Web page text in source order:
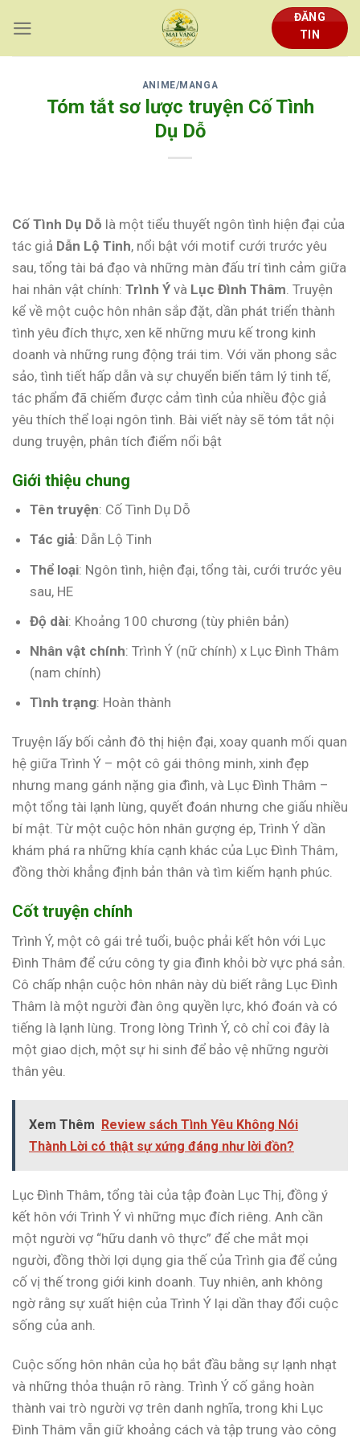
content
ĐĂNG
TIN
ANIME/MANGA
Tóm tắt sơ lược truyện Cố Tình
Dụ Dỗ
Cố Tình Dụ Dỗ là một tiểu thuyết ngôn tình hiện đại của
tác giả Dẫn Lộ Tinh, nổi bật với motif cưới trước yêu
sau, tổng tài bá đạo và những màn đấu trí tình cảm giữa
hai nhân vật chính: Trình Ý và Lục Đình Thâm . Truyện
kể về một cuộc hôn nhân sắp đặt, dần phát triển thành
tình yêu đích thực, xen kẽ những mưu kế trong kinh
doanh và những rung động trái tim. Với văn phong sắc
sảo, tình tiết hấp dẫn và sự chuyển biến tâm lý tinh tế,
tác phẩm đã chiếm được cảm tình của nhiều độc giả
yêu thích thể loại ngôn tình. Bài viết này sẽ tóm tắt nội
dung truyện, phân tích điểm nổi bật
Giới thiệu chung
Tên truyện: Cố Tình Dụ Dỗ
Tác giả: Dẫn Lộ Tinh
Thể loại: Ngôn tình, hiện đại, tổng tài, cưới trước yêu
sau, HE
Độ dài: Khoảng 100 chương (tùy phiên bản)
Nhân vật chính: Trình Ý (nữ chính) x Lục Đình Thâm
(nam chính)
Tình trạng: Hoàn thành
Truyện lấy bối cảnh đô thị hiện đại, xoay quanh mối quan
hệ giữa Trình Ý – một cô gái thông minh, xinh đẹp
nhưng mang gánh nặng gia đình, và Lục Đình Thâm –
một tổng tài lạnh lùng, quyết đoán nhưng che giấu nhiều
bí mật. Từ một cuộc hôn nhân gượng ép, Trình Ý dần
khám phá ra những khía cạnh khác của Lục Đình Thâm,
đồng thời khẳng định bản thân và tìm kiếm hạnh phúc.
Cốt truyện chính
Trình Ý, một cô gái trẻ tuổi, buộc phải kết hôn với Lục
Đình Thâm để cứu công ty gia đình khỏi bờ vực phá sản.
Cô chấp nhận cuộc hôn nhân này dù biết rằng Lục Đình
Thâm là một người đàn ông quyền lực, khó đoán và có
tiếng là lạnh lùng. Trong lòng Trình Ý, cô chỉ coi đây là
một giao dịch, một sự hi sinh để bảo vệ những người
thân yêu.
Xem Thêm Review sách Tình Yêu Không Nói
Thành Lời có thật sự xứng đáng như lời đồn?
Lục Đình Thâm, tổng tài của tập đoàn Lục Thị, đồng ý
kết hôn với Trình Ý vì những mục đích riêng. Anh cần
một người vợ “hữu danh vô thực” để che mắt mọi
người, đồng thời lợi dụng gia thế của Trình gia để củng
cố vị thế trong giới kinh doanh. Tuy nhiên, anh không
ngờ rằng sự xuất hiện của Trình Ý lại dần thay đổi cuộc
sống của anh.
Cuộc sống hôn nhân của họ bắt đầu bằng sự lạnh nhạt
và những thỏa thuận rõ ràng. Trình Ý cố gắng hoàn
thành vai trò người vợ trên danh nghĩa, trong khi Lục
Đình Thâm vẫn giữ khoảng cách và tập trung vào công